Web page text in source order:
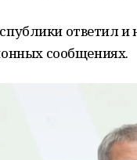
ответил и
сообщениях.